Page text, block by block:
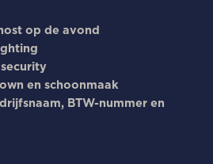
op de avond
en schoonmaak
BTW-nummer en